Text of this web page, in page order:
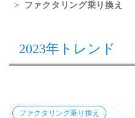
ファクタリング乗り換え
2023年トレンド
ファクタリング乗り換え